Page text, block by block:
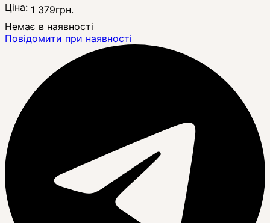
Ціна: 1 379грн.
Немає в наявності
Повідомити при наявності